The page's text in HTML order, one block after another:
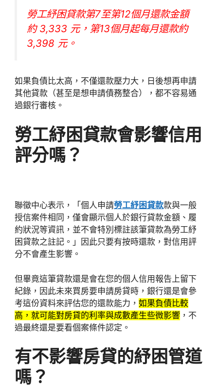
勞工紓困貸款第7至第12個月還款金額
約 3,333 元，第13個月起每月還款約
3,398 元。
如果負債比太高，不僅還款壓力大，日後想再申請
其他貸款（甚至是想申請債務整合），都不容易通
過銀行審核。
勞工紓困貸款會影響信用
評分嗎？
聯徵中心表示，「個人申請勞工紓困貸款款與一般
授信案件相同，僅會顯示個人於銀行貸款金額、履
約狀況等資訊，並不會特別標註該筆貸款為勞工紓
困貸款之註記。」因此只要有按時還款，對信用評
分不會產生影響。
但畢竟這筆貸款還是會在您的個人信用報告上留下
紀錄，因此未來買房要申請房貸時，銀行還是會參
考這份資料來評估您的還款能力， 如果負債比較
高，就可能對房貸的利率與成數產生些微影響 ，不
過最終還是要看個案條件認定。
有不影響房貸的紓困管道
嗎？